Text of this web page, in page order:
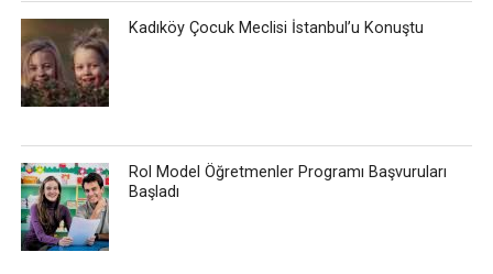
Kadıköy Çocuk Meclisi İstanbul’u Konuştu
Rol Model Öğretmenler Programı Başvuruları
Başladı